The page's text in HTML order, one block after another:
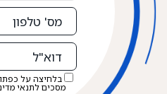
בלחיצה על
מסכים לתנאי